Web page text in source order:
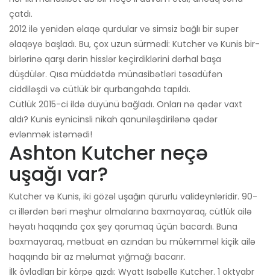
çatdı.
2012 ilə yenidən əlaqə qurdular və simsiz bağlı bir super
əlaqəyə başladı. Bu, çox uzun sürmədi: Kutcher və Kunis bir-
birlərinə qarşı dərin hisslər keçirdiklərini dərhal başa
düşdülər. Qısa müddətdə münasibətləri təsadüfən
ciddiləşdi və cütlük bir qurbangahda tapıldı.
Cütlük 2015-ci ildə düyünü bağladı. Onları nə qədər vaxt
aldı? Kunis eynicinsli nikah qanuniləşdirilənə qədər
evlənmək istəmədi!
Ashton Kutcher neçə
uşağı var?
Kutcher və Kunis, iki gözəl uşağın qürurlu valideynləridir. 90-
cı illərdən bəri məşhur olmalarına baxmayaraq, cütlük ailə
həyatı haqqında çox şey qorumaq üçün bacardı. Buna
baxmayaraq, mətbuat ən azından bu mükəmməl kiçik ailə
haqqında bir az məlumat yığmağı bacarır.
İlk övladları bir körpə qızdı: Wyatt Isabelle Kutcher. 1 oktyabr